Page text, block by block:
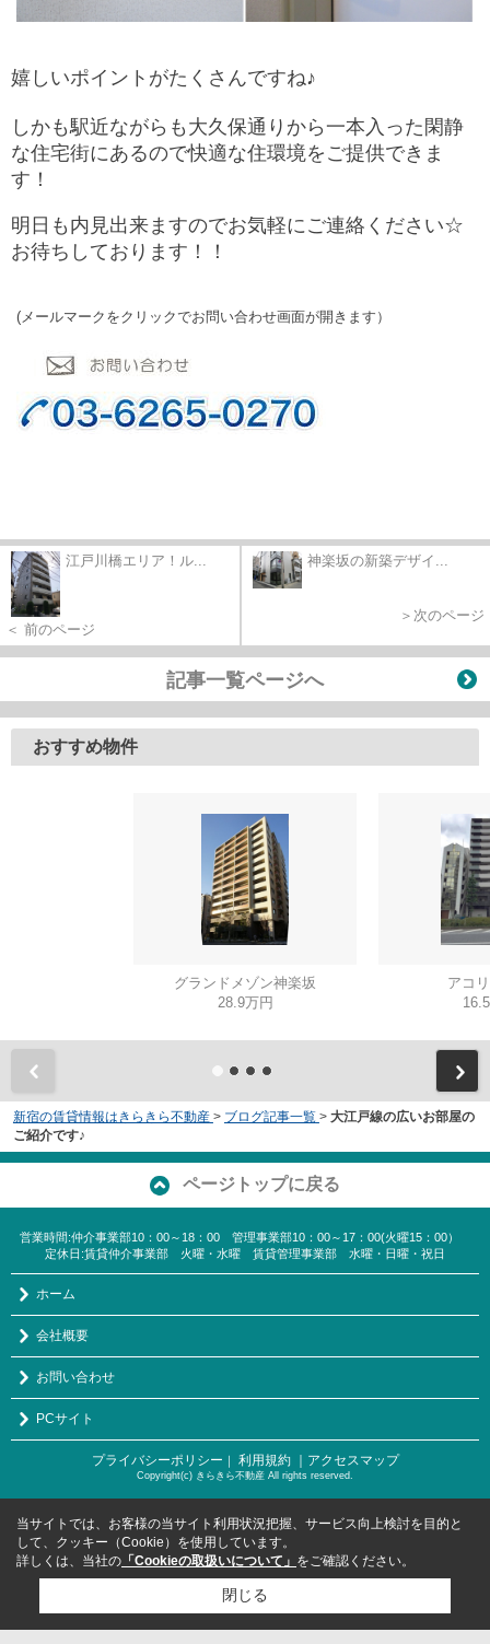
嬉しいポイントがたくさんですね♪
しかも駅近ながらも大久保通りから一本入った閑静
な住宅街にあるので快適な住環境をご提供できま
す！
明日も内見出来ますのでお気軽にご連絡ください☆
お待ちしております！！
(メールマークをクリックでお問い合わせ画面が開きます）
江戸川橋エリア！ル...
＜ 前のページ
神楽坂の新築デザイ...
＞次のページ
記事一覧ページへ
おすすめ物件
グランドメゾン神楽坂
28.9万円
アコ
新宿の賃貸情報はきらきら不動産 > ブログ記事一覧 > 大江戸線の広いお部屋の
ご紹介です♪
ページトップに戻る
営業時間:仲介事業部10：00～18：00 管理事業部10：00～17：00(火曜15：00）
定休日:賃貸仲介事業部 火曜・水曜 賃貸管理事業部 水曜・日曜・祝日
ホーム
会社概要
お問い合わせ
PCサイト
プライバシーポリシー 利用規約 ｜アクセスマップ
Copyright(c) きらきら不動産 All rights reserved.
当サイトでは、お客様の当サイト利用状況把握、サービス向上検討を目的と
して、クッキー（Cookie）を使用しています。
詳しくは、当社の 「Cookieの取扱いについて」 をご確認ください。
閉じる